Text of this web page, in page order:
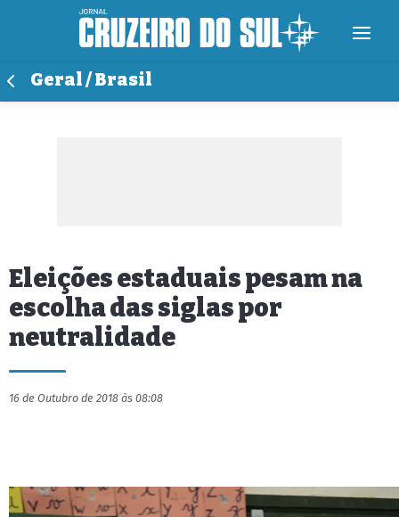
Geral / Brasil
Eleições estaduais pesam na
escolha das siglas por
neutralidade
16 de Outubro de 2018 às 08:08